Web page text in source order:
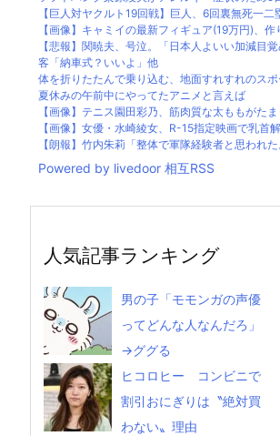
【巨人対ヤクルト19回戦】巨人、6回裏無死一
【画像】キャミイの最新フィギュア(19万円)、
【悲報】関暁夫、号泣。「日本人よいい加減目
客「納車式？いいよ」他
体を折りたたんで乗り込む、地面すれすれのス
夏休みの午前中にやってたアニメと言えば
【画像】テニス園田彩乃、筋肉質な太ももがた
【画像】女優・水崎綾女、R-15指定映画で乳首
【朗報】竹内朱莉「整体で軍隊経験者と思われ
Powered by livedoor 相互RSS
人気記事ランキング
男の子「モモンガの声優
ってどんな人なんだろ」
→ググる
ヒコロヒー コンビニで
割引おにぎりは〝絶対買
わない〟理由